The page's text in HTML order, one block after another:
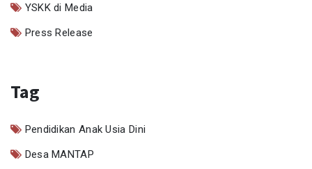
YSKK di Media
Press Release
Tag
Pendidikan Anak Usia Dini
Desa MANTAP